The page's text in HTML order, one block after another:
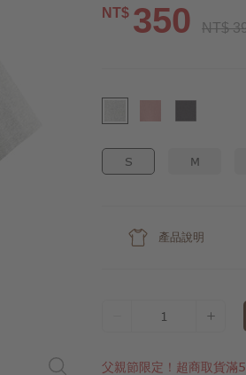
NT$ 350 NT$
S M
產品說明
1
父親節限定！超商取貨滿